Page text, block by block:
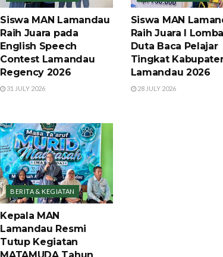
Siswa MAN Lamandau
Raih Juara pada
English Speech
Contest Lamandau
Regency 2026
31 JULY 2026
Siswa MAN
Raih Juara I Lomba
Duta Baca Pelajar
Tingkat
Lamandau 2026
28 JULY 2026
BERITA & KEGIATAN
Kepala MAN
Lamandau Resmi
Tutup Kegiatan